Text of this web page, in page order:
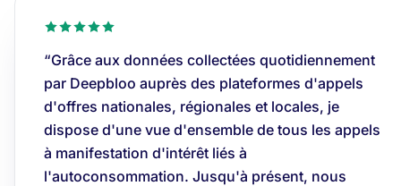
“Grâce aux données collectées quotidiennement
par Deepbloo auprès des plateformes d'appels
d'offres nationales, régionales et locales, je
dispose d'une vue d'ensemble de tous les appels
à manifestation d'intérêt liés à
l'autoconsommation. Jusqu'à présent, nous